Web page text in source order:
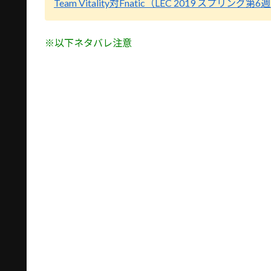
Team Vitality対Fnatic（LEC 2019 スプリング第6
※以下ネタバレ注意